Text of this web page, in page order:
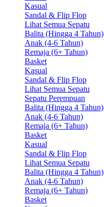
Kasual
Sandal & Flip Flop
Lihat Semua Sepatu
Balita (Hingga 4 Tahun)
Anak (4-6 Tahun)
Remaja (6+ Tahun)
Basket
Kasual
Sandal & Flip Flop
Lihat Semua Sepatu
Sepatu Perempuan
Balita (Hingga 4 Tahun)
Anak (4-6 Tahun)
Remaja (6+ Tahun)
Basket
Kasual
Sandal & Flip Flop
Lihat Semua Sepatu
Balita (Hingga 4 Tahun)
Anak (4-6 Tahun)
Remaja (6+ Tahun)
Basket